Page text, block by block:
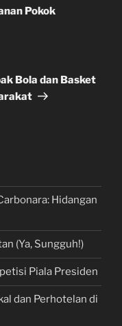
Pokok
Bola dan Basket
Hidangan
(Ya, Sungguh!)
Piala Presiden
dan Perhotelan di